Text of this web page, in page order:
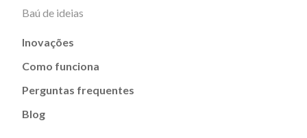
Baú de ideias
Inovações
Como funciona
Perguntas frequentes
Blog